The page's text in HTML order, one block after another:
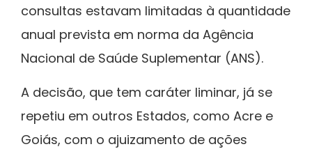
consultas estavam limitadas à quantidade
anual prevista em norma da Agência
Nacional de Saúde Suplementar (ANS).
A decisão, que tem caráter liminar, já se
repetiu em outros Estados, como Acre e
Goiás, com o ajuizamento de ações